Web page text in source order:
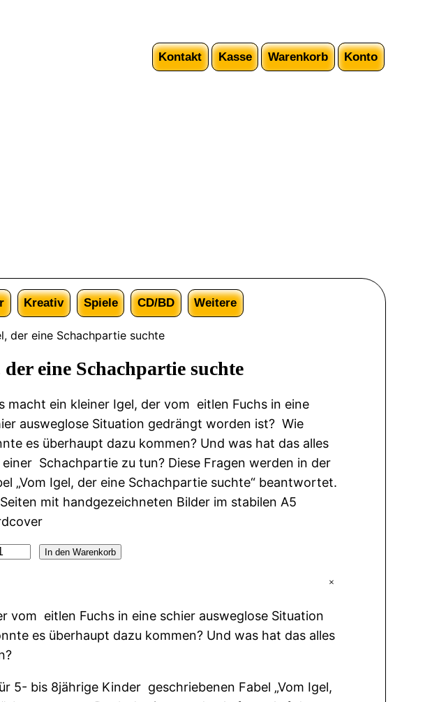
Kontakt Kasse Warenkorb Konto
Kreativ Spiele CD/BD Weitere
der eine Schachpartie suchte
eine Schachpartie suchte
macht ein kleiner Igel, der vom eitlen Fuchs in eine
ausweglose Situation gedrängt worden ist? Wie
es überhaupt dazu kommen? Und was hat das alles
Schachpartie zu tun? Diese Fragen werden in der
„Vom Igel, der eine Schachpartie suchte“ beantwortet.
mit handgezeichneten Bilder im stabilen A5
In den Warenkorb
+
vom eitlen Fuchs in eine schier ausweglose Situation
es überhaupt dazu kommen? Und was hat das alles
5- bis 8jährige Kinder geschriebenen Fabel „Vom Igel,